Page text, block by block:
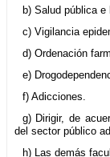
b) Salud pública
c) Vigilancia
d) Ordenación
e)
f) Adicciones.
g) Dirigir, de
del sector público
h) Las demás